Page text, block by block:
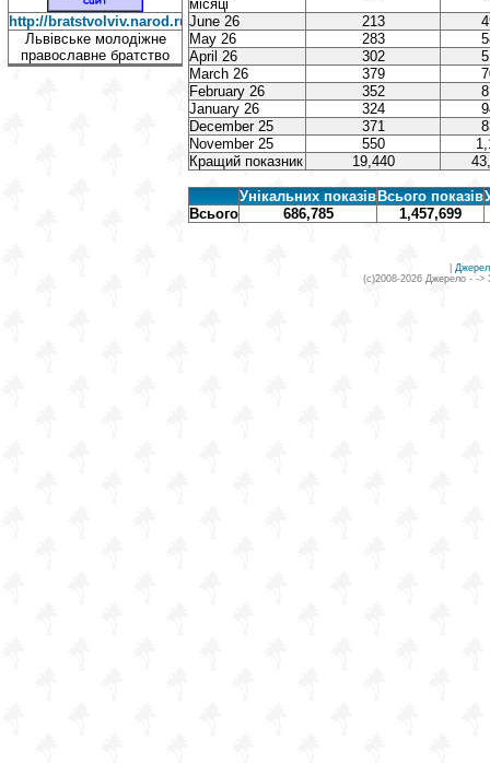
http://bratstvolviv.narod.ru/
Львівське молодіжне
православне братство
місяці
June 26
213
May 26
283
April 26
302
March 26
379
February 26
352
January 26
324
December 25
371
November 25
550
Кращий показник
19,440
Унікальних показів Всього показів
Всього
686,785 1,457,699
(c)2008-2026 Джерело - ->